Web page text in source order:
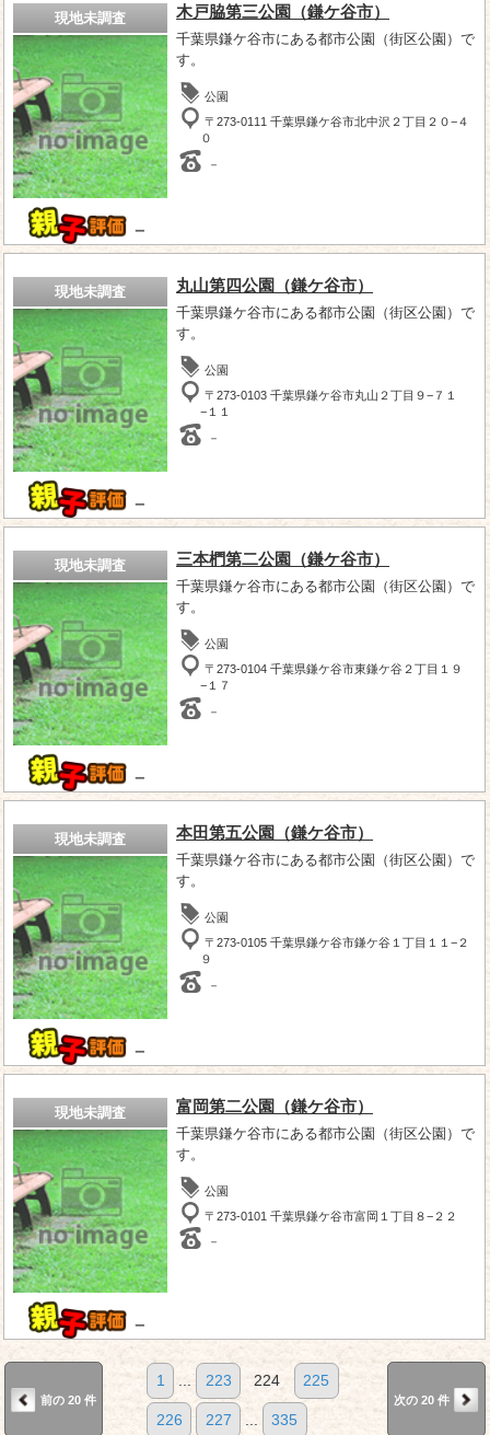
現地未調査
－
木戸脇第三公園（鎌ケ谷市）
千葉県鎌ケ谷市にある都市公園（街区公園）で
す。
公園
〒273-0111 千葉県鎌ケ谷市北中沢２丁目２０−４
０
－
現地未調査
－
丸山第四公園（鎌ケ谷市）
千葉県鎌ケ谷市にある都市公園（街区公園）で
す。
公園
〒273-0103 千葉県鎌ケ谷市丸山２丁目９−７１
−１１
－
現地未調査
－
三本椚第二公園（鎌ケ谷市）
千葉県鎌ケ谷市にある都市公園（街区公園）で
す。
公園
〒273-0104 千葉県鎌ケ谷市東鎌ケ谷２丁目１９
−１７
－
現地未調査
－
本田第五公園（鎌ケ谷市）
千葉県鎌ケ谷市にある都市公園（街区公園）で
す。
公園
〒273-0105 千葉県鎌ケ谷市鎌ケ谷１丁目１１−２
９
－
現地未調査
－
富岡第二公園（鎌ケ谷市）
千葉県鎌ケ谷市にある都市公園（街区公園）で
す。
公園
〒273-0101 千葉県鎌ケ谷市富岡１丁目８−２２
－
前の 20 件
1 223 224 225
226 227 335
次の 20 件